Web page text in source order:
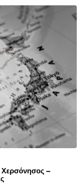
Χερσόνησος –